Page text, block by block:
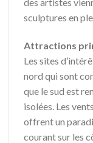
sculptures en
Attractions
Les sites
nord qui sont
que le sud est
isolées. Les
offrent un
courant sur les